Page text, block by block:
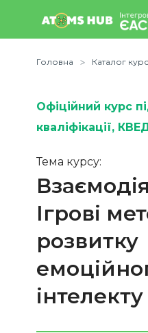
Головна Каталог
Офіційний курс
кваліфікації,
Тема курсу:
Ігрові
розвитку
інтелекту